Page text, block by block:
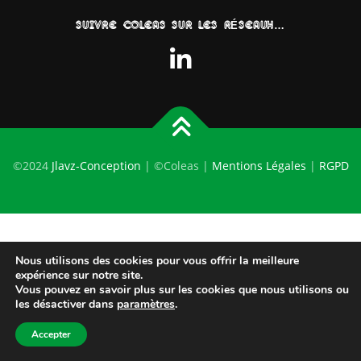
SUIVRE COLEAS SUR LES RÉSEAUX…
©2024 Jlavz-Conception | ©Coleas | Mentions Légales | RGPD
Nous utilisons des cookies pour vous offrir la meilleure
expérience sur notre site.
Vous pouvez en savoir plus sur les cookies que nous utilisons ou
les désactiver dans paramètres.
Accepter